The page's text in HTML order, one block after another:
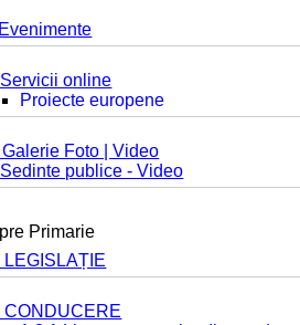
Evenimente
Servicii online
Proiecte europene
Galerie Foto | Video
Sedinte publice - Video
Primarie
LEGISLAȚIE
CONDUCERE